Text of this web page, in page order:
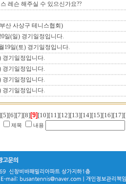
레슨 해주실 수 있으신가요??
산 사상구 테니스협회)
일(일) 경기일정입니다.
19일(토) 경기일정입니다.
경기일정입니다.
경기일정입니다.
경기일정입니다.
경기일정입니다.
[5][6][7][8][9] [10][11][12][13][14][15][16][17]
제목 내용